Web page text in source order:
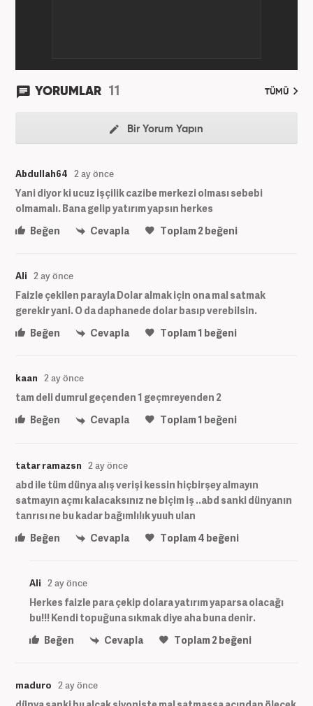
YORUMLAR 11 TÜMÜ
Bir Yorum Yapın
Abdullah64 2 ay önce
Yani diyor ki ucuz işçilik cazibe merkezi olması sebebi
olmamalı. Bana gelip yatırım yapsın herkes
Beğen
Cevapla Toplam2 beğeni
Ali 2 ay önce
Faizle çekilen parayla Dolar almak için ona mal satmak
gerekir yani. O da daphanede dolar basıp verebilsin.
Beğen
Cevapla Toplam1 beğeni
kaan 2 ay önce
tam deli dumrul geçenden 1 geçmreyenden 2
Beğen
Cevapla Toplam1 beğeni
tatar ramazsn 2 ay önce
abd ile tüm dünya alış verişi kessin hiçbirşey almayın
satmayın açmı kalacaksınız ne biçim iş ..abd sanki dünyanın
tanrısı ne bu kadar bağımlılık yuuh ulan
Beğen
Cevapla Toplam4 beğeni
Ali 2 ay önce
Herkes faizle para çekip dolara yatırım yaparsa olacağı
bu!!! Kendi topuğuna sıkmak diye aha buna denir.
Beğen
Cevapla Toplam2beğeni
maduro 2 ay önce